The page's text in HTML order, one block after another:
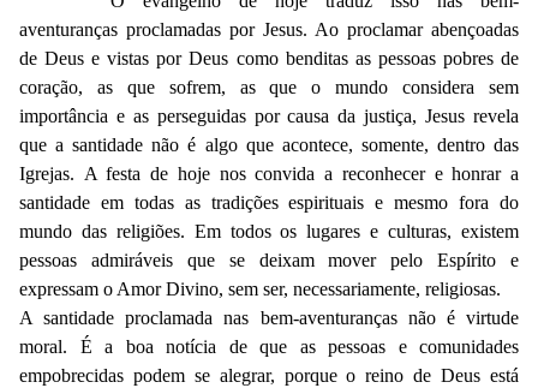
aventuranças proclamadas por Jesus. Ao proclamar abençoadas
de Deus e vistas por Deus como benditas as pessoas pobres de
coração, as que sofrem, as que o mundo considera sem
importância e as perseguidas por causa da justiça, Jesus revela
que a santidade não é algo que acontece, somente, dentro das
Igrejas. A festa de hoje nos convida a reconhecer e honrar a
santidade em todas as tradições espirituais e mesmo fora do
mundo das religiões. Em todos os lugares e culturas, existem
pessoas admiráveis que se deixam mover pelo Espírito e
expressam o Amor Divino, sem ser, necessariamente, religiosas.
A santidade proclamada nas bem-aventuranças não é virtude
moral. É a boa notícia de que as pessoas e comunidades
empobrecidas podem se alegrar, porque o reino de Deus está